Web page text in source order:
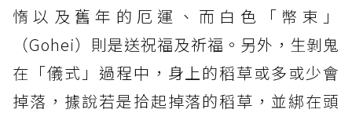
惰以及舊年的厄運、而白色「幣束」
（Gohei）則是送祝福及祈福。另外，生剝鬼
在「儀式」過程中，身上的稻草或多或少會
掉落，據說若是拾起掉落的稻草，並綁在頭